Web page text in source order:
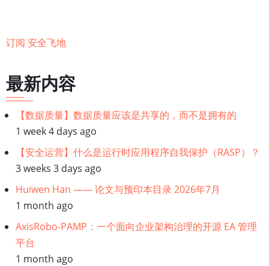
全
(Secure
订阅 安全飞地
最新内容
【数据质量】数据质量应该是共享的，而不是拥有的
1 week 4 days ago
【安全运营】什么是运行时应用程序自我保护（RASP）？
3 weeks 3 days ago
Huiwen Han —— 论文与预印本目录 2026年7月
1 month ago
AxisRobo-PAMP：一个面向企业架构治理的开源 EA 管理
平台
1 month ago